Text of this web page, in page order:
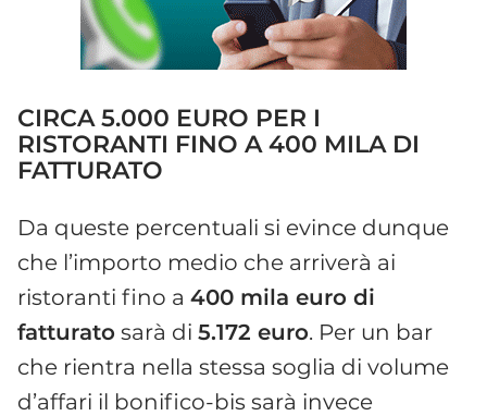
CIRCA 5.000 EURO PER I
RISTORANTI FINO A 400 MILA DI
FATTURATO
Da queste percentuali si evince dunque
che l’importo medio che arriverà ai
ristoranti fino a 400 mila euro di
fatturato sarà di 5.172 euro. Per un bar
che rientra nella stessa soglia di volume
d’affari il bonifico-bis sarà invece